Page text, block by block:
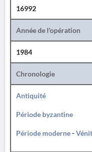
16992
Année de l'opération
1984
Chronologie
Antiquité
Période byzantine
Période moderne-